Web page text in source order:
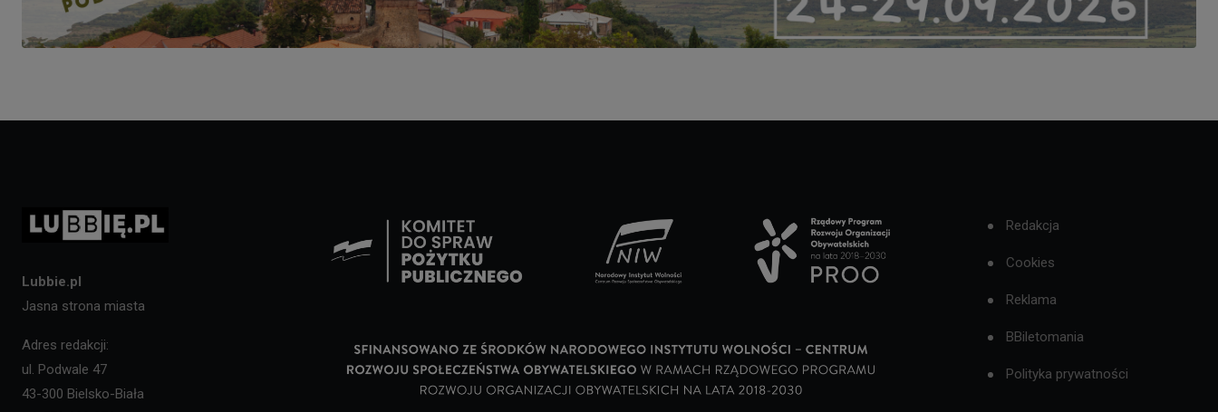
Lubbie.pl
Jasna strona miasta
Adres redakcji:
ul. Podwale 47
43-300 Bielsko-Biała
Redakcja
Cookies
Reklama
BBiletomania
Polityka prywatności